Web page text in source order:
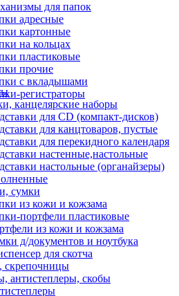
для папок
адресные
картонные
на кольцах
пластиковые
прочие
с вкладышами
регистраторы
канцелярские наборы
для CD (компакт-дисков)
для канцтоваров, пустые
для перекидного календаря
настенные,настольные
настольные (органайзеры)
сумки
из кожи и кожзама
портфели пластиковые
из кожи и кожзама
д/документов и ноутбука
для скотча
скрепочницы
антистеплеры, скобы